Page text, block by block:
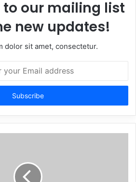
to our mailing list
new updates!
dolor sit amet, consectetur.